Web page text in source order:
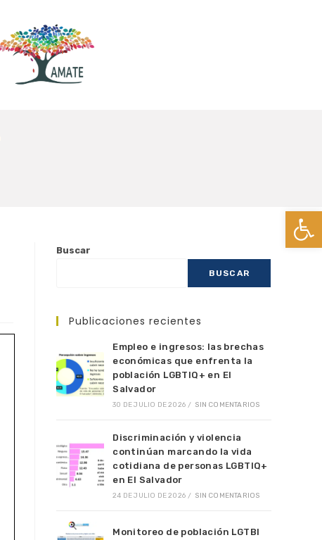
Buscar
BUSCAR
Publicaciones recientes
Empleo e ingresos: las brechas
económicas que enfrenta la
población LGBTIQ+ en El
Salvador
30 DE JULIO DE 2026 / SIN COMENTARIOS
Discriminación y violencia
continúan marcando la vida
cotidiana de personas LGBTIQ+
en El Salvador
24 DE JULIO DE 2026 / SIN COMENTARIOS
Monitoreo de población LGTBI